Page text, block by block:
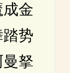
金
势
拏